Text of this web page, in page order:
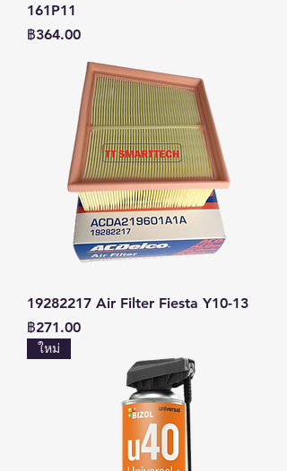
161P11
ราคา
฿364.00
19282217 Air Filter Fiesta Y10-13
ราคา
฿271.00
ใหม่